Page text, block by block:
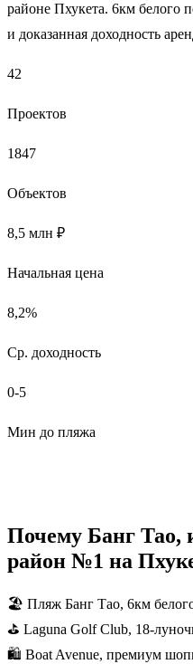
районе Пхукета. 6км белого
и доказанная доходность
42
Проектов
1847
Объектов
8,5 млн ₽
Начальная цена
8,2%
Ср. доходность
0-5
Мин до пляжа
Почему Банг Тао,
район №1 на
🏖️ Пляж Банг Тао, 6км
⛳ Laguna Golf Club, 18-
🛍️ Boat Avenue, премиум